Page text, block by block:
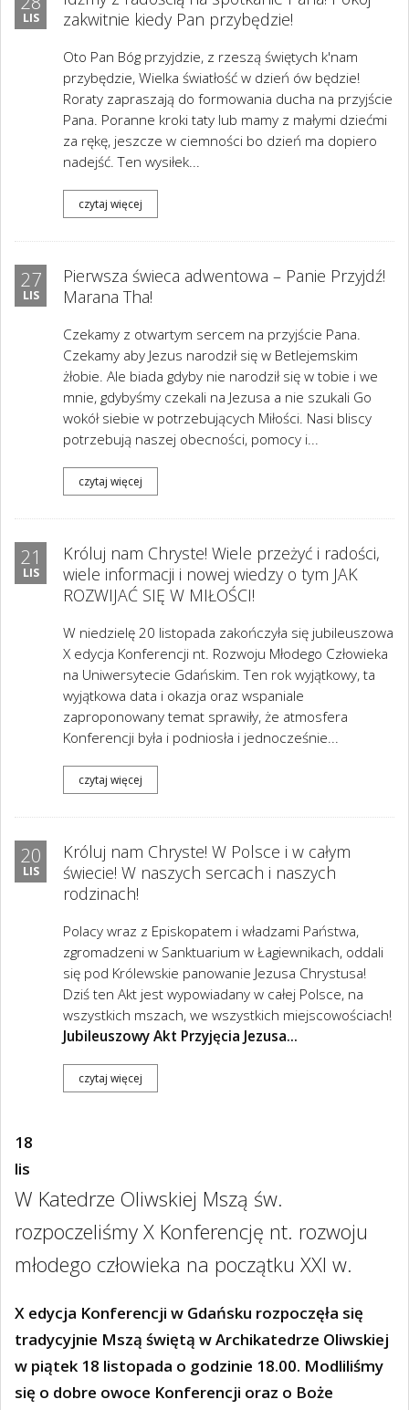
LIS
zakwitnie kiedy Pan przybędzie!
Oto Pan Bóg przyjdzie, z rzeszą świętych k'nam
przybędzie, Wielka światłość w dzień ów będzie!
Roraty zapraszają do formowania ducha na przyjście
Pana. Poranne kroki taty lub mamy z małymi dziećmi
za rękę, jeszcze w ciemności bo dzień ma dopiero
nadejść. Ten wysiłek...
czytaj więcej
27
LIS
Pierwsza świeca adwentowa – Panie Przyjdź!
Marana Tha!
Czekamy z otwartym sercem na przyjście Pana.
Czekamy aby Jezus narodził się w Betlejemskim
żłobie. Ale biada gdyby nie narodził się w tobie i we
mnie, gdybyśmy czekali na Jezusa a nie szukali Go
wokół siebie w potrzebujących Miłości. Nasi bliscy
potrzebują naszej obecności, pomocy i...
czytaj więcej
21
LIS
Króluj nam Chryste! Wiele przeżyć i radości,
wiele informacji i nowej wiedzy o tym JAK
ROZWIJAĆ SIĘ W MIŁOŚCI!
W niedzielę 20 listopada zakończyła się jubileuszowa
X edycja Konferencji nt. Rozwoju Młodego Człowieka
na Uniwersytecie Gdańskim. Ten rok wyjątkowy, ta
wyjątkowa data i okazja oraz wspaniale
zaproponowany temat sprawiły, że atmosfera
Konferencji była i podniosła i jednocześnie...
czytaj więcej
20
LIS
Króluj nam Chryste! W Polsce i w całym
świecie! W naszych sercach i naszych
rodzinach!
Polacy wraz z Episkopatem i władzami Państwa,
zgromadzeni w Sanktuarium w Łagiewnikach, oddali
się pod Królewskie panowanie Jezusa Chrystusa!
Dziś ten Akt jest wypowiadany w całej Polsce, na
wszystkich mszach, we wszystkich miejscowościach!
Jubileuszowy Akt Przyjęcia Jezusa...
czytaj więcej
18
lis
W Katedrze Oliwskiej Mszą św.
rozpoczeliśmy X Konferencję nt. rozwoju
młodego człowieka na początku XXI w.
X edycja Konferencji w Gdańsku rozpoczęła się
tradycyjnie Mszą świętą w Archikatedrze Oliwskiej
w piątek 18 listopada o godzinie 18.00. Modliliśmy
się o dobre owoce Konferencji oraz o Boże